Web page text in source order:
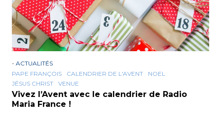
- ACTUALITÉS
PAPE FRANÇOIS
CALENDRIER DE L'AVENT
NOEL
JÉSUS CHRIST
VENUE
Vivez l’Avent avec le calendrier de Radio
Maria France !